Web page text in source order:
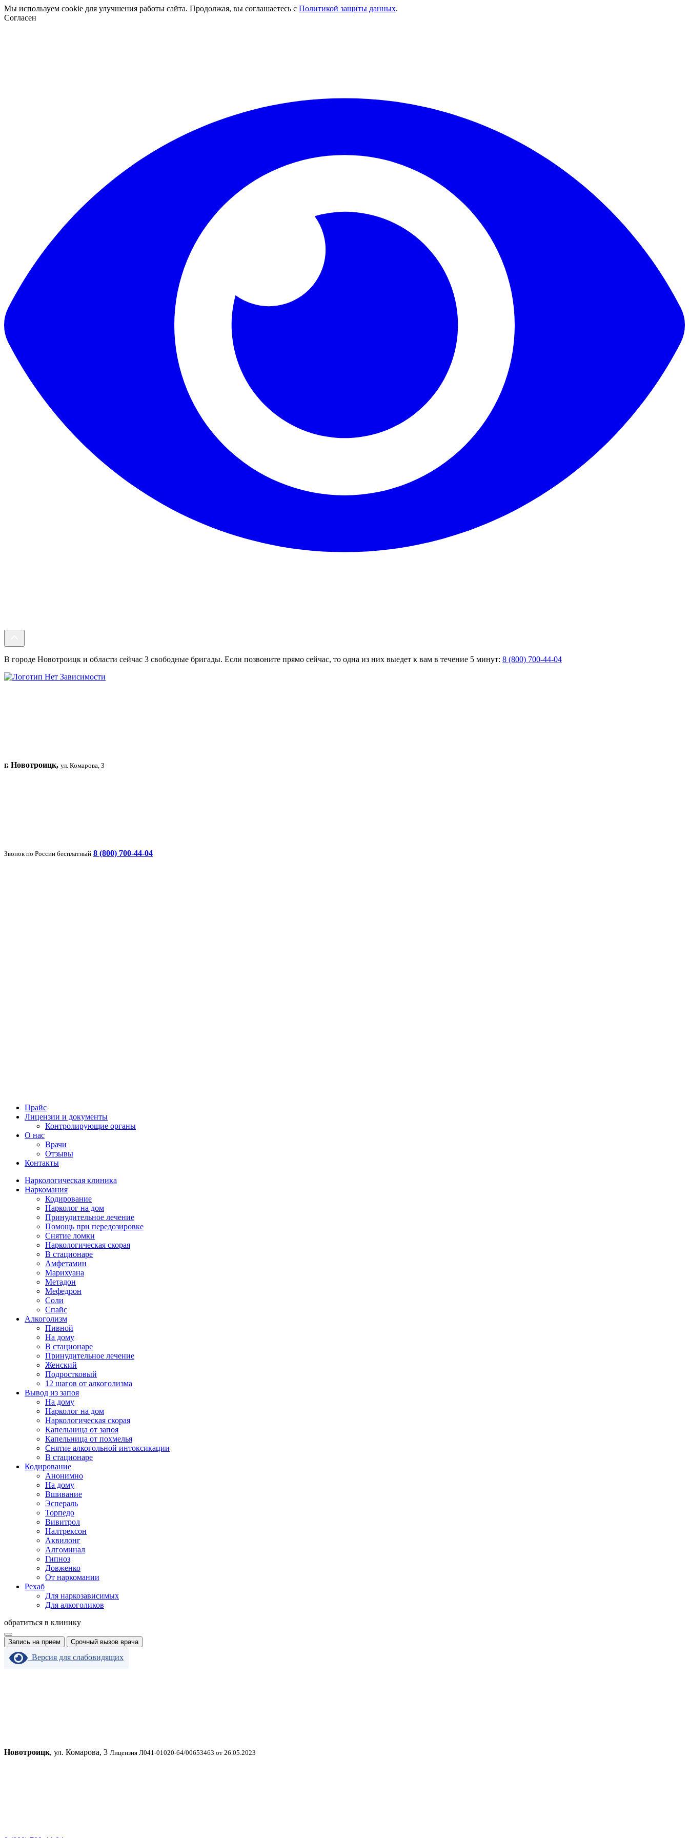
Мы используем cookie для улучшения работы сайта. Продолжая, вы соглашаетесь с Политикой защиты данных.
Согласен
В городе Новотроицк и области сейчас 3 свободные бригады. Если позвоните прямо сейчас, то одна из них выедет к вам в течение 5 минут: 8 (800) 700-44-04
г. Новотроицк, ул. Комарова, 3
Звонок по России бесплатный 8 (800) 700-44-04
Прайс
Лицензии и документы
Контролирующие органы
О нас
Врачи
Отзывы
Контакты
Наркологическая клиника
Наркомания
Кодирование
Нарколог на дом
Принудительное лечение
Помощь при передозировке
Снятие ломки
Наркологическая скорая
В стационаре
Амфетамин
Марихуана
Метадон
Мефедрон
Соли
Спайс
Алкоголизм
Пивной
На дому
В стационаре
Принудительное лечение
Женский
Подростковый
12 шагов от алкоголизма
Вывод из запоя
На дому
Нарколог на дом
Наркологическая скорая
Капельница от запоя
Капельница от похмелья
Снятие алкогольной интоксикации
В стационаре
Кодирование
Анонимно
На дому
Вшивание
Эспераль
Торпедо
Вивитрол
Налтрексон
Аквилонг
Алгоминал
Гипноз
Довженко
От наркомании
Рехаб
Для наркозависимых
Для алкоголиков
обратиться в клинику
Запись на прием Срочный вызов врача
Версия для слабовидящих
Новотроицк, ул. Комарова, 3 Лицензия Л041-01020-64/00653463 от 26.05.2023